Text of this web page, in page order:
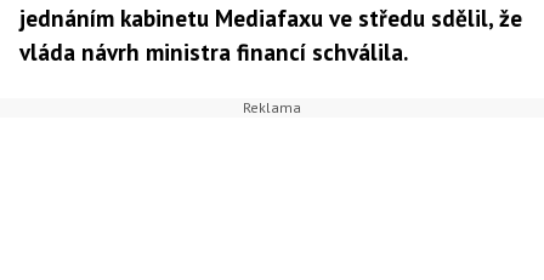
jednáním kabinetu Mediafaxu ve středu sdělil, že
vláda návrh ministra financí schválila.